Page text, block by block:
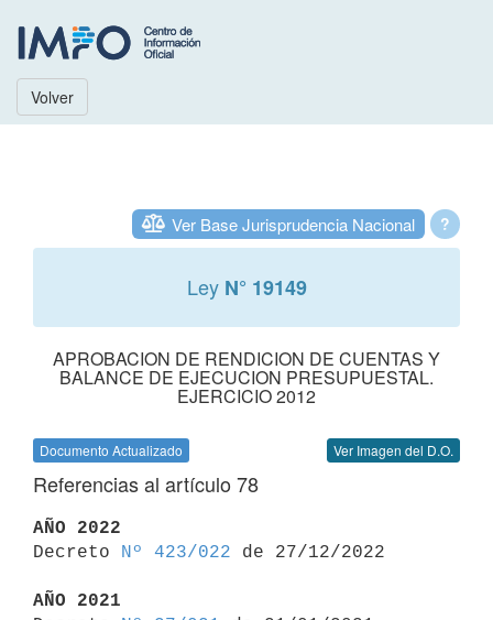
Volver
?
Ver Base Jurisprudencia Nacional
Ley N° 19149
APROBACION DE RENDICION DE CUENTAS Y
BALANCE DE EJECUCION PRESUPUESTAL.
EJERCICIO 2012
Documento Actualizado Ver Imagen del D.O.
Referencias al artículo 78
AÑO 2022
Decreto
Nº 423/022 de 27/12/2022
AÑO 2021